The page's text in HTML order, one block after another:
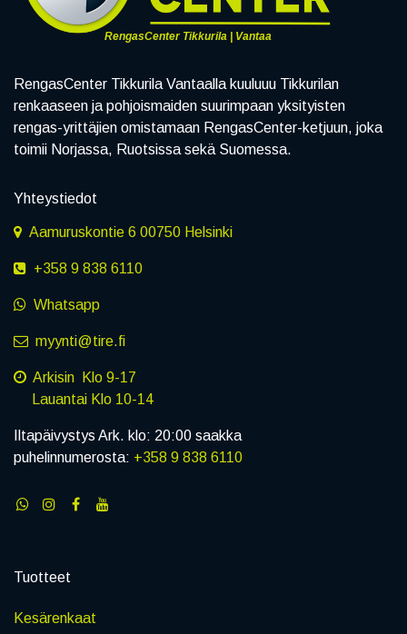
RengasCenter Tikkurila | Vantaa
RengasCenter Tikkurila Vantaalla kuuluuu Tikkurilan
renkaaseen ja pohjoismaiden suurimpaan yksityisten
rengas-yrittäjien omistamaan RengasCenter-ketjuun, joka
toimii Norjassa, Ruotsissa sekä Suomessa.
Yhteystiedot
Aamuruskontie 6 00750 Helsinki
+358 9 838 6110
Whatsapp
myynti@tire.fi
Arkisin Klo 9-17
Lauantai Klo 10-14
Iltapäivystys Ark. klo: 20:00 saakka
puhelinnumerosta: +358 9 838 6110
Tuotteet
Kesärenkaat